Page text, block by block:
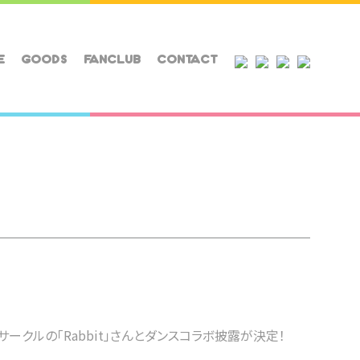
GOODS FANCLUB CONTACT
クルの「Rabbit」さんとダンスコラボ披露が決定！